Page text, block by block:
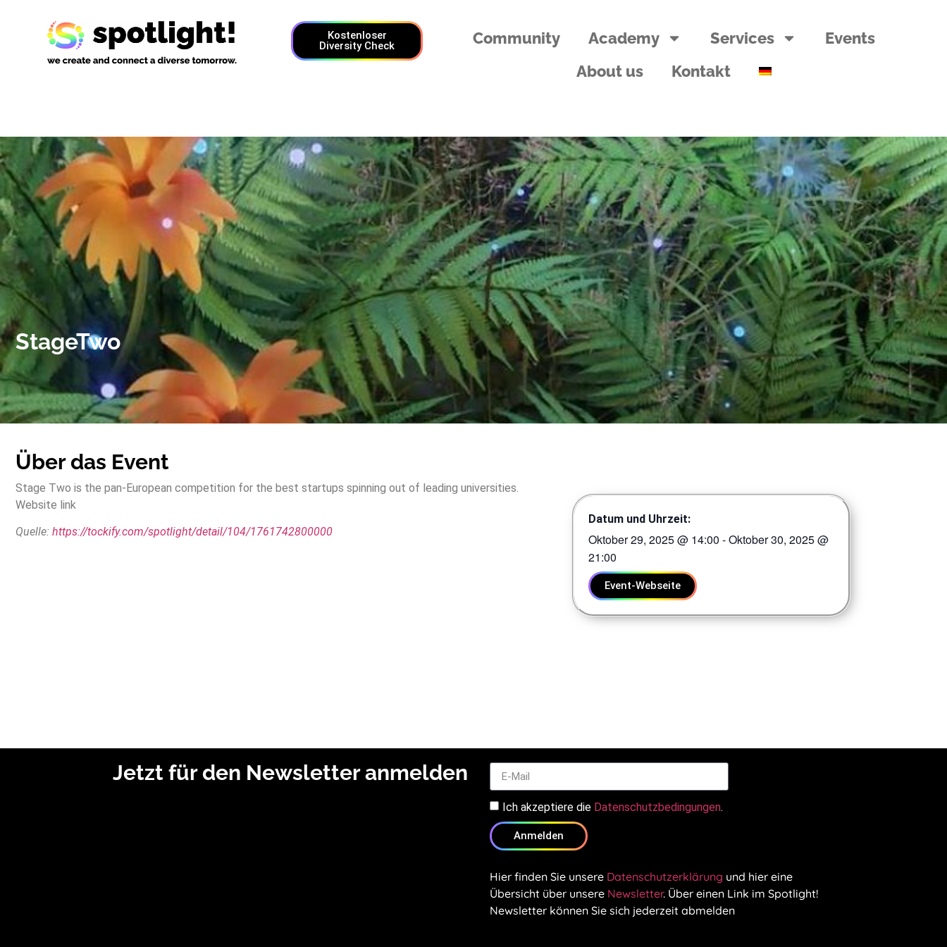
Kostenloser
Diversity Check
Community Academy Services
Events
About us
Kontakt
StageTwo
Über das Event
Stage Two is the pan-European competition for the best startups spinning out of leading universities.
Website link
Quelle: https://tockify.com/spotlight/detail/104/1761742800000
Datum und Uhrzeit:
Oktober 29, 2025@ 14:00 -Oktober 30, 2025@
21:00
Event-Webseite
Jetzt für den Newsletter anmelden
Ich akzeptiere die Datenschutzbedingungen.
Anmelden
Hier finden Sie unsere Datenschutzerklärung und hier eine
Übersicht über unsere Newsletter. Über einen Link im Spotlight!
Newsletter können Sie sich jederzeit abmelden